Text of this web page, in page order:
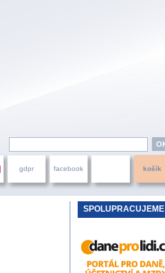
gdpr facebook košík
SPOLUPRACUJEME